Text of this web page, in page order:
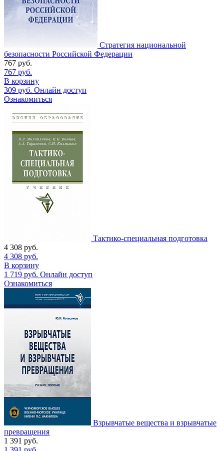
Стратегия национальной
безопасности Российской Федерации
767 руб.
767 руб.
В корзину
309 руб. Онлайн доступ
Ознакомиться
Тактико-специальная подготовка
4 308 руб.
4 308 руб.
В корзину
1 719 руб. Онлайн доступ
Ознакомиться
Взрывчатые вещества и взрывчатые
превращения
1 391 руб.